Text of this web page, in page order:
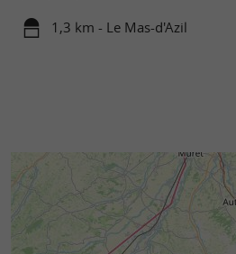
1,3 km - Le Mas-d'Azil